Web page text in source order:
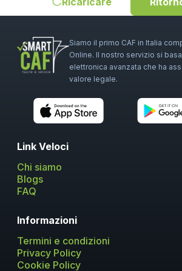
Siamo il primo CAF in Italia
Online. Il nostro servizio si
elettronica avanzata che ha
valore legale.
Link Veloci
Chi siamo
Blogs
FAQ
Informazioni
Termini e condizioni
Privacy Policy
Cookie Policy